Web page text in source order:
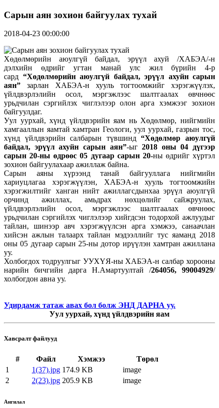
Сарын аян зохион байгуулах тухай
2018-04-23 00:00:00
Хөдөлмөрийн аюулгүй байдал, эрүүл ахуй /ХАБЭА/-н
дэлхийн өдрийг угтан манай улс жил бүрийн 4-р
сард “Хөдөлмөрийн аюулгүй байдал, эрүүл ахуйн сарын
аян” зарлан ХАБЭА-н хууль тогтоомжийг хэрэгжүүлэх,
үйлдвэрлэлийн осол, мэргэжлээс шалтгаалах өвчнөөс
урьдчилан сэргийлэх чиглэлээр олон арга хэмжээг зохион
байгуулдаг.
Уул уурхай, хүнд үйлдвэрийн яам нь Хөдөлмөр, нийгмийн
хамгааллын яамтай хамтран Геологи, уул уурхай, газрын тос,
хүнд үйлдвэрийн салбарын түвшинд“Хөдөлмөр аюулгүй
байдал, эрүүл ахуйн сарын аян”-ыг2018 оны 04 дүгээр
сарын 20-ны өдрөөс 05 дугаар сарын 20-ны өдрийг хүртэл
зохион байгуулахаар ажиллаж байна.
Сарын аяны хүрээнд танай байгууллага нийгмийн
хариуцлагаа хэрэгжүүлэн, ХАБЭА-н хууль тогтоомжийн
хэрэгжилтийг ханган нийт ажиллагсдынхаа эрүүл аюулгүй
орчинд ажиллах, амьдрах нөхцөлийг сайжруулах,
үйлдвэрлэлийн осол, мэргэжлээс шалтгаалах өвчнөөс
урьдчилан сэргийлэх чиглэлээр хийгдсэн тодорхой ажлуудыг
тайлан, шинээр авч хэрэгжүүлсэн арга хэмжээ, санаачлан
хийсэн ажлын талаарх тайлан мэдээллийг тус яаманд 2018
оны 05 дугаар сарын 25-ны дотор ирүүлэн хамтран ажиллана
уу.
Холбогдох тодруулгыг УУХҮЯ-ны ХАБЭА-н салбар хорооны
нарийн бичгийн дарга Н.Амартуултай /264056, 99004929/
холбогдон авна уу.
Удирдамж татаж авах бол болж ЭНД ДАРНА уу.
Уул уурхай, хүнд үйлдвэрийн яам
Хавсралт файлууд
# Файл Хэмжээ
Төрөл
1
1(37).jpg 174.9 KB
image
2
2(23).jpg 205.9 KB image
Ангилал